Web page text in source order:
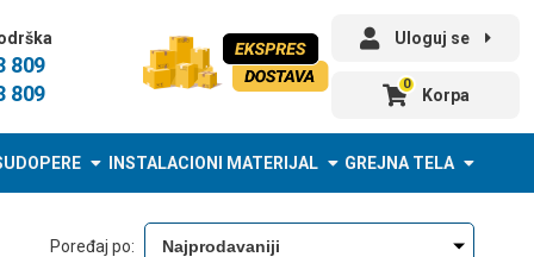
809
809
Uloguj se
0
Korpa
INSTALACIONI MATERIJAL GREJNA TELA
Poređaj po: